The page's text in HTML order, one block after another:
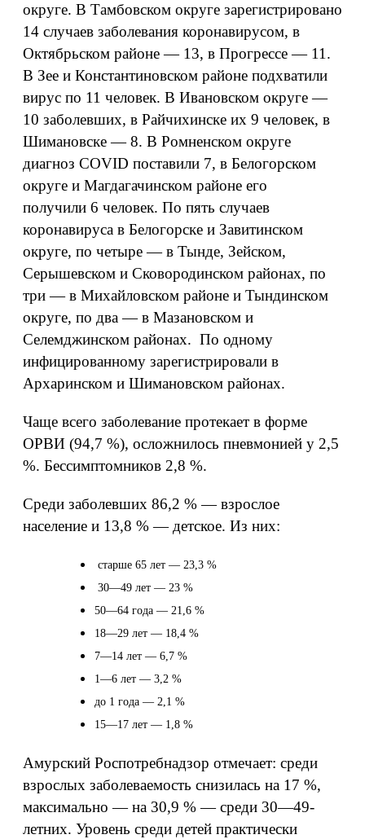
округе. В Тамбовском округе зарегистрировано
14 случаев заболевания коронавирусом, в
Октябрьском районе — 13, в Прогрессе — 11.
В Зее и Константиновском районе подхватили
вирус по 11 человек. В Ивановском округе —
10 заболевших, в Райчихинске их 9 человек, в
Шимановске — 8. В Ромненском округе
диагноз COVID поставили 7, в Белогорском
округе и Магдагачинском районе его
получили 6 человек. По пять случаев
коронавируса в Белогорске и Завитинском
округе, по четыре — в Тынде, Зейском,
Серышевском и Сковородинском районах, по
три — в Михайловском районе и Тындинском
округе, по два — в Мазановском и
Селемджинском районах. По одному
инфицированному зарегистрировали в
Архаринском и Шимановском районах.
Чаще всего заболевание протекает в форме
ОРВИ (94,7 %), осложнилось пневмонией у 2,5
%. Бессимптомников 2,8 %.
Среди заболевших 86,2 % — взрослое
население и 13,8 % — детское. Из них:
старше 65 лет — 23,3 %
30—49 лет — 23 %
50—64 года — 21,6 %
18—29 лет — 18,4 %
7—14 лет — 6,7 %
1—6 лет — 3,2 %
до 1 года — 2,1 %
15—17 лет — 1,8 %
Амурский Роспотребнадзор отмечает: среди
взрослых заболеваемость снизилась на 17 %,
максимально — на 30,9 % — среди 30—49-
летних. Уровень среди детей практически